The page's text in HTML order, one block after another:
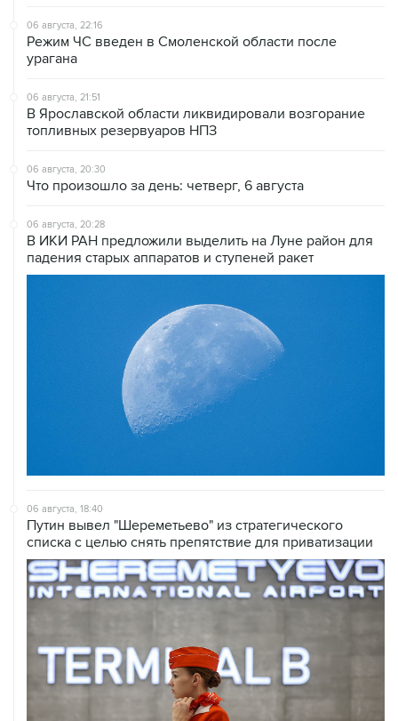
06 августа, 22:16
Режим ЧС введен в Смоленской области после
урагана
06 августа, 21:51
В Ярославской области ликвидировали возгорание
топливных резервуаров НПЗ
06 августа, 20:30
Что произошло за день: четверг, 6 августа
06 августа, 20:28
В ИКИ РАН предложили выделить на Луне район для
падения старых аппаратов и ступеней ракет
06 августа, 18:40
Путин вывел "Шереметьево" из стратегического
списка с целью снять препятствие для приватизации